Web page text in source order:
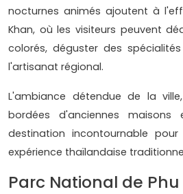
nocturnes animés ajoutent à
Khan, où les visiteurs peuvent
colorés, déguster des
l'artisanat régional.
L'ambiance détendue de la
bordées d'anciennes
destination incontournable
expérience thaïlandaise
Parc National de Phu